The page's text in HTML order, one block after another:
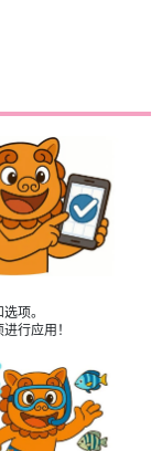
项。
行应用！